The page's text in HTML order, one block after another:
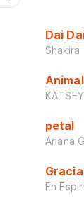
Dai
Shakira
Animal
petal
Ariana
En